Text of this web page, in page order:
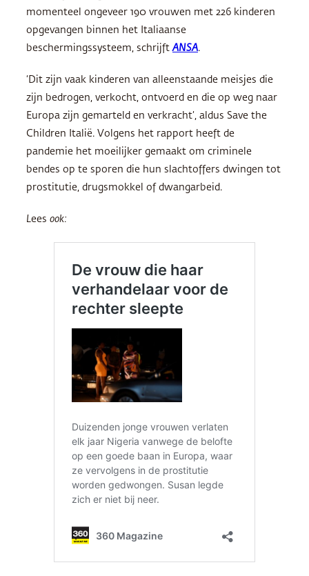
momenteel ongeveer 190 vrouwen met 226 kinderen
opgevangen binnen het Italiaanse
beschermingssysteem, schrijft ANSA.
‘Dit zijn vaak kinderen van alleenstaande meisjes die
zijn bedrogen, verkocht, ontvoerd en die op weg naar
Europa zijn gemarteld en verkracht’, aldus Save the
Children Italië. Volgens het rapport heeft de
pandemie het moeilijker gemaakt om criminele
bendes op te sporen die hun slachtoffers dwingen tot
prostitutie, drugsmokkel of dwangarbeid.
L ees ook: